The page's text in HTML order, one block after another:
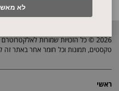
לא
2026 © כל הזכויות שמורות
טקסטים, תמונות וכל חומר אחר באתר זה
ראשי